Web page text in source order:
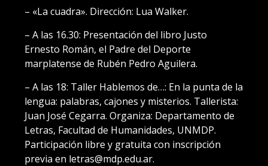
– «La cuadra». Dirección: Lua Walker.
– A las 16.30: Presentación del libro Justo
Ernesto Román, el Padre del Deporte
marplatense de Rubén Pedro Aguilera.
– A las 18: Taller Hablemos de…: En la punta de la
lengua: palabras, cajones y misterios. Tallerista:
Juan José Cegarra. Organiza: Departamento de
Letras, Facultad de Humanidades, UNMDP.
Participación libre y gratuita con inscripción
previa en letras@mdp.edu.ar.